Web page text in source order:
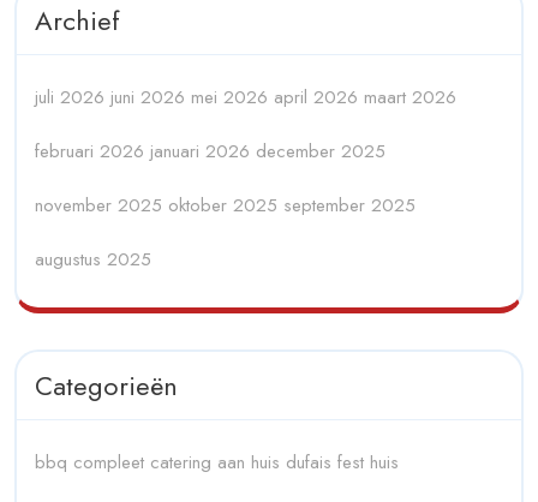
Archief
juli 2026 juni 2026 mei 2026 april 2026 maart 2026
februari 2026 januari 2026 december 2025
november 2025 oktober 2025 september 2025
augustus 2025
Categorieën
bbq compleet catering aan huis dufais fest huis